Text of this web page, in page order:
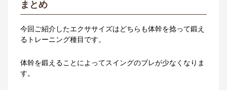
まとめ
今回ご紹介したエクササイズはどちらも体幹を捻って鍛え
るトレーニング種目です。
体幹を鍛えることによってスイングのブレが少なくなりま
す。